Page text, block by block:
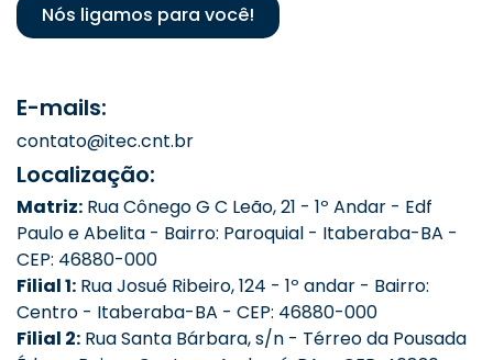
Nós ligamos para você!
E-mails:
contato@itec.cnt.br
Localização:
Matriz: Rua Cônego G C Leão, 21 - 1º Andar - Edf
Paulo e Abelita - Bairro: Paroquial - Itaberaba-BA -
CEP: 46880-000
Filial 1: Rua Josué Ribeiro, 124 - 1º andar - Bairro:
Centro - Itaberaba-BA - CEP: 46880-000
Filial 2: Rua Santa Bárbara, s/n - Térreo da Pousada